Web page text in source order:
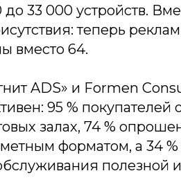
33 000 устройств.
теперь
вместо 64.
ADS» и Formen
95 % покупателей
залах, 74 %
форматом, а 34
полезной